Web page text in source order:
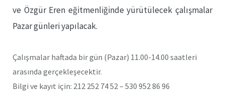
ve Özgür Eren eğitmenliğinde yürütülecek çalışmalar
Pazar günleri yapılacak.
Çalışmalar haftada bir gün (Pazar) 11.00-14.00 saatleri
arasında gerçekleşecektir.
Bilgi ve kayıt için: 212 252 74 52 – 530 952 86 96